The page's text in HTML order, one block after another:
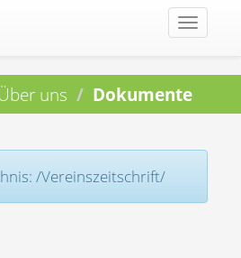
Toggle
uns Dokumente
/Vereinszeitschrift/